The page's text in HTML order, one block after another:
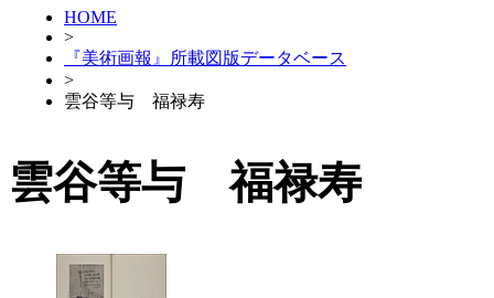
HOME
>
『美術画報』所載図版データベース
>
雲谷等与 福禄寿
雲谷等与 福禄寿